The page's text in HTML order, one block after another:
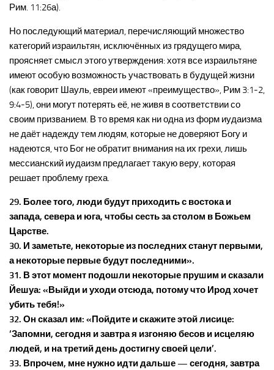
Рим. 11:26а).
Но последующий материал, перечисляющий множество
категорий израильтян, исключённых из грядущего мира,
проясняет смысл этого утверждения: хотя все израильтяне
имеют особую возможность участвовать в будущей жизни
(как говорит Шауль, евреи имеют «преимущество», Рим 3:1-2,
9:4-5), они могут потерять её, не живя в соответствии со
своим призванием. В то время как ни одна из форм иудаизма
не даёт надежду тем людям, которые не доверяют Богу и
надеются, что Бог не обратит внимания на их грехи, лишь
мессианский иудаизм предлагает такую веру, которая
решает проблему греха.
29. Более того, люди будут приходить с востока и
запада, севера и юга, чтобы сесть за столом в Божьем
Царстве.
30. И заметьте, некоторые из последних станут первыми,
а некоторые первые будут последними».
31. В этот момент подошли некоторые прушим и сказали
Йешуа: «Выйди и уходи отсюда, потому что Ирод хочет
убить тебя!»
32. Он сказал им: «Пойдите и скажите этой лисице:
‘Запомни, сегодня и завтра я изгоняю бесов и исцеляю
людей, и на третий день достигну своей цели’.
33. Впрочем, мне нужно идти дальше — сегодня, завтра